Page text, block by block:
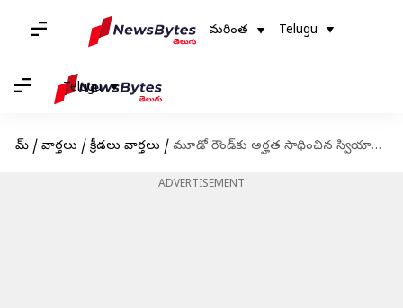
మరింత Telugu
Telugu
హోమ్ / వార్తలు / క్రీడలు వార్తలు / మూడో రౌండ్‌కు అర్హత సాధించిన స్వియాటెక్, సక్కరి
ADVERTISEMENT